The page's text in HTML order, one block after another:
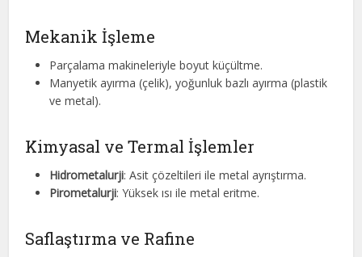
Mekanik İşleme
Parçalama makineleriyle boyut küçültme.
Manyetik ayırma (çelik), yoğunluk bazlı ayırma (plastik
ve metal).
Kimyasal ve Termal İşlemler
Hidrometalurji: Asit çözeltileri ile metal ayrıştırma.
Pirometalurji: Yüksek ısı ile metal eritme.
Saflaştırma ve Rafine